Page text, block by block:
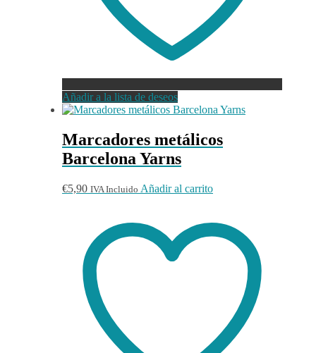
Añadir a la lista de deseos
Marcadores metálicos
Barcelona Yarns
€5,90 IVA Incluido Añadir al carrito